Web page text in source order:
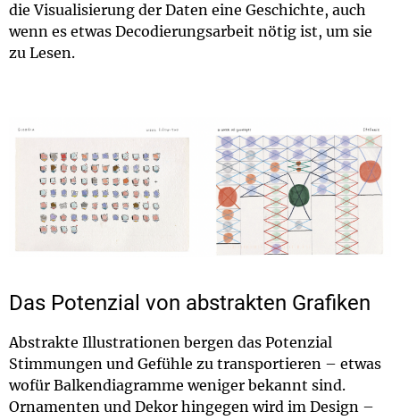
die Visualisierung der Daten eine Geschichte, auch
wenn es etwas Decodierungsarbeit nötig ist, um sie
zu Lesen.
Das Potenzial von abstrakten Grafiken
Abstrakte Illustrationen bergen das Potenzial
Stimmungen und Gefühle zu transportieren – etwas
wofür Balkendiagramme weniger bekannt sind.
Ornamenten und Dekor hingegen wird im Design –